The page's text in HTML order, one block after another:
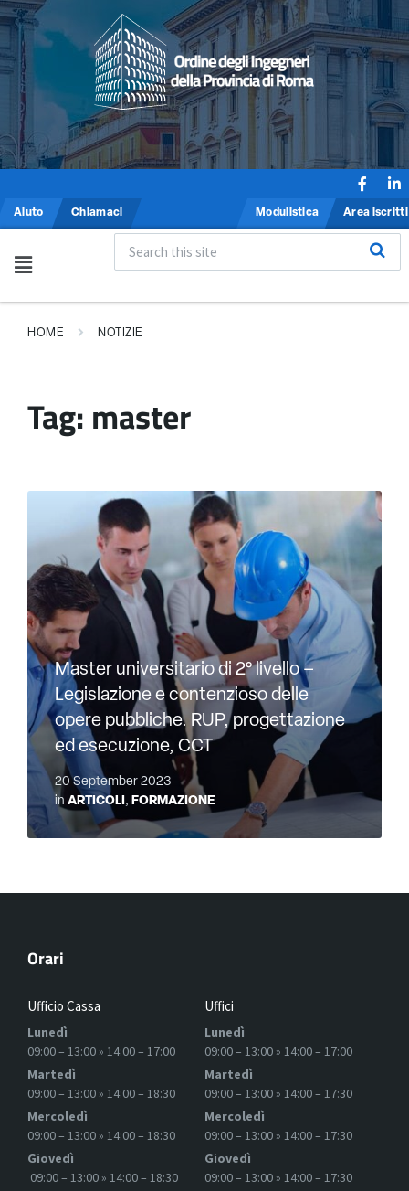
Aiuto Chiamaci Modulistica Area iscritti
HOME NOTIZIE
Tag: master
Master universitario di 2° livello –
Legislazione e contenzioso delle
opere pubbliche. RUP, progettazione
ed esecuzione, CCT
20 September 2023
in ARTICOLI, FORMAZIONE
Orari
Ufficio Cassa
Lunedì
09:00 – 13:00 » 14:00 – 17:00
Martedì
09:00 – 13:00 » 14:00 – 18:30
Mercoledì
09:00 – 13:00 » 14:00 – 18:30
Giovedì
09:00 – 13:00 » 14:00 – 18:30
Uffici
Lunedì
09:00 – 13:00 » 14:00 – 17:00
Martedì
09:00 – 13:00 » 14:00 – 17:30
Mercoledì
09:00 – 13:00 » 14:00 – 17:30
Giovedì
09:00 – 13:00 » 14:00 – 17:30